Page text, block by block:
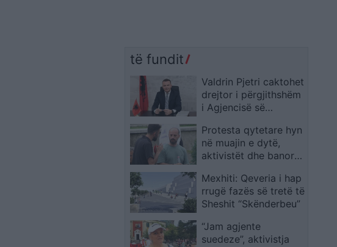
të fundit
Valdrin Pjetri caktohet
drejtor i përgjithshëm
i Agjencisë së
Protesta qytetare hyn
në muajin e dytë,
aktivistët dhe banorët
‘Zvërnecit’ dhe
politikës
Mexhiti: Qeveria i hap
rrugë fazës së tretë të
Sheshit “Skënderbeu”
“Jam agjente
suedeze”, aktivistja